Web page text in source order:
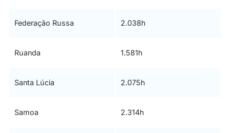
Federação Russa 2.038h
Ruanda 1.581h
Santa Lúcia 2.075h
Samoa 2.314h